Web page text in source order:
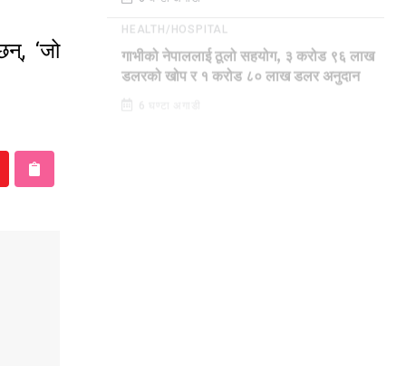
‘जो
गाभीको नेपाललाई ठूलो सहयोग, ३ करोड ९६ लाख
डलरको खोप र १ करोड ८० लाख डलर अनुदान